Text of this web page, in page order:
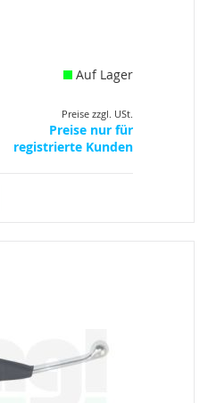
Auf Lager
Preise zzgl. USt.
Preise nur für
registrierte Kunden